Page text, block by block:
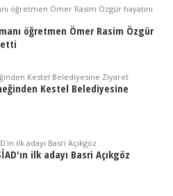
öğretmen Ömer Rasim Özgür hayatını
öğretmen Ömer Rasim Özgür
Kestel Belediyesine Ziyaret
Kestel Belediyesine
ilk adayı Basri Açıkgöz
ilk adayı Basri Açıkgöz